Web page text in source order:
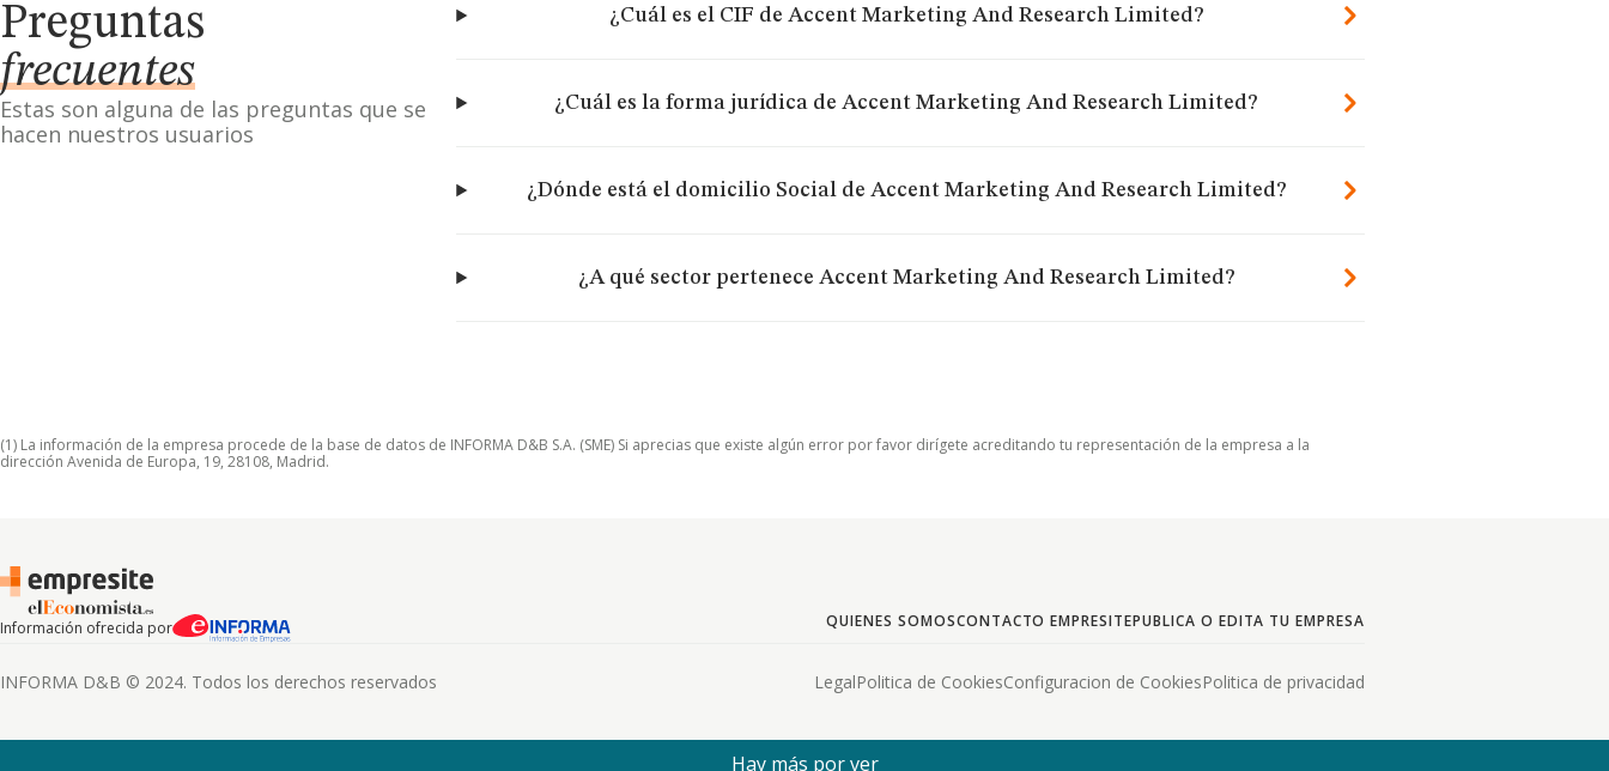
Preguntas
frecuentes
Estas son alguna de las preguntas que se
hacen nuestros usuarios
¿Cuál es el CIF de Accent Marketing And Research Limited?
¿Cuál es la forma jurídica de Accent Marketing And Research Limited?
¿Dónde está el domicilio Social de Accent Marketing And Research Limited?
¿A qué sector pertenece Accent Marketing And Research Limited?
(1) La información de la empresa procede de la base de datos de INFORMA D&B S.A. (SME) Si aprecias que existe algún error por favor dirígete acreditando tu representación de la empresa a la
dirección Avenida de Europa, 19, 28108, Madrid.
Información ofrecida por QUIENES SOMOSCONTACTO EMPRESITEPUBLICA O EDITA TU EMPRESA
INFORMA D&B © 2024. Todos los derechos reservados LegalPolitica de CookiesConfiguracion de CookiesPolitica de privacidad
Hay más por ver